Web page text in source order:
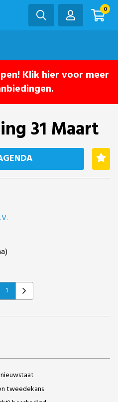
0
Klik hier voor meer
31 Maart
1 Next
tweedekans